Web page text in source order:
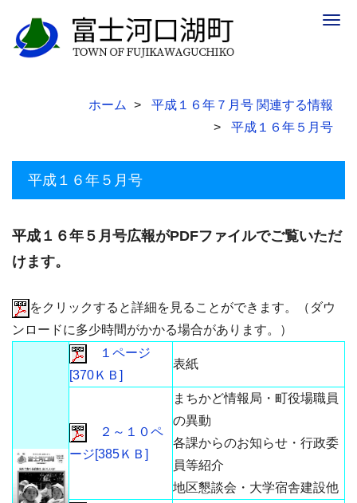
ホーム
平成１６年７月号 関連する情報
平成１６年５月号
平成１６年５月号
平成１６年５月号広報がPDFファイルでご覧いただ
けます。
をクリックすると詳細を見ることができます。（ダウ
ンロードに多少時間がかかる場合があります。）
１ページ
[370ＫＢ]
表紙
２～１０ペ
ージ[385ＫＢ]
まちかど情報局・町役場職員
の異動
各課からのお知らせ・行政委
員等紹介
地区懇談会・大学宿舎建設他